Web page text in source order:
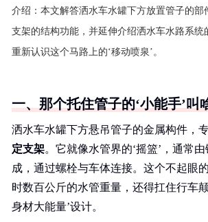
介绍： 本文解答洒水车水罐下方放置管子的部
支架的结构功能，并延伸介绍洒水车水路系统
重新认识这个马路上的‘移动喷泉’。
一、那个托住管子的‘小能手’叫
洒水车水罐下方悬吊管子的金属构件，
定支架。它就像水管界的‘摇篮’，通常
成，通过螺栓与车体连接。这个不起眼
时数百公斤的水管重量，还得扛住行车
身材大能量’设计。